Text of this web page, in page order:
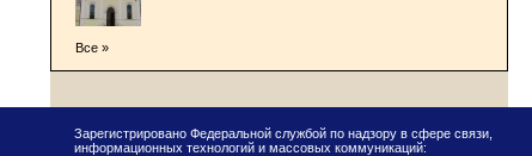
Все »
Зарегистрировано Федеральной службой по надзору в сфере связи,
информационных технологий и массовых коммуникаций: